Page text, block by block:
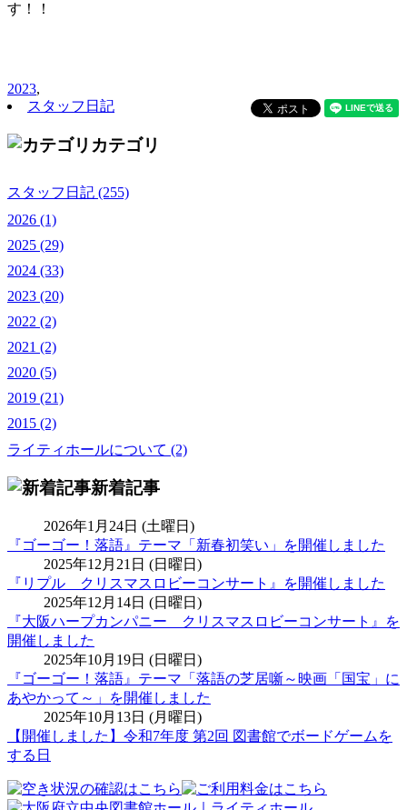
す！！
2023,
スタッフ日記
カテゴリ
スタッフ日記 (255)
2026 (1)
2025 (29)
2024 (33)
2023 (20)
2022 (2)
2021 (2)
2020 (5)
2019 (21)
2015 (2)
ライティホールについて (2)
新着記事
2026年1月24日 (土曜日)
『ゴーゴー！落語』テーマ「新春初笑い」を開催しました
2025年12月21日 (日曜日)
『リプル クリスマスロビーコンサート』を開催しました
2025年12月14日 (日曜日)
『大阪ハープカンパニー クリスマスロビーコンサート』を
開催しました
2025年10月19日 (日曜日)
『ゴーゴー！落語』テーマ「落語の芝居噺～映画「国宝」に
あやかって～」を開催しました
2025年10月13日 (月曜日)
【開催しました】令和7年度 第2回 図書館でボードゲームを
する日